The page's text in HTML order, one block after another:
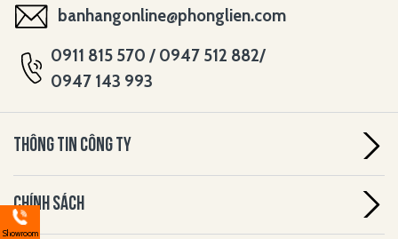
Showroom
banhangonline@phonglien.com
0911 815 570 / 0947 512 882/
0947 143 993
THÔNG TIN CÔNG TY
CHÍNH SÁCH